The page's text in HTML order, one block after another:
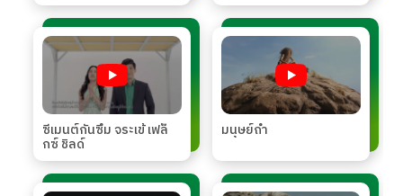
ซีเมนต์กันซึม จระเข้ เฟล็
กซ์ ชิลด์
มนุษย์ถ้ำ